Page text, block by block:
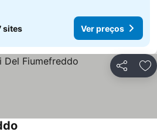
sites Ver preços
Partilhar